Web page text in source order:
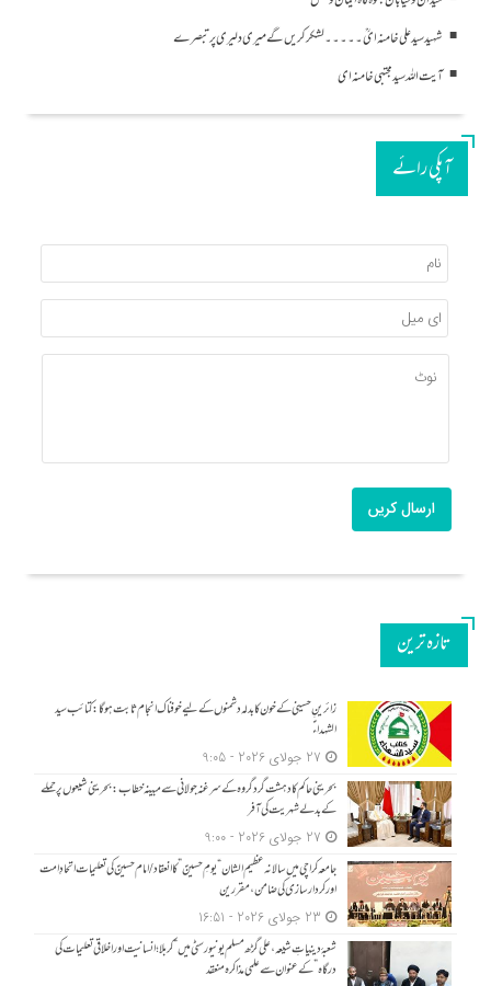
شہید سید علی خامنہ ایؒ۔۔۔۔۔ لشکر کریں گے میری دلیری پر تبصرے
آیت اللہ سید مجتبی خامنہ ای
آپکی رائے
ارسال کریں
تازه ترین
زائرینِ حسینی کے خون کا بدلہ دشمنوں کے لیے خوفناک انجام ثابت ہوگا: کتائب سید
الشہداءؑ
27 جولای 2026 - 9:05
بحرینی حاکم کا دہشت گرد گروہ کے سرغنہ جولانی سے مبینہ خطاب: بحرینی شیعوں پر حملے
کے بدلے شہریت کی آفر
27 جولای 2026 - 9:00
جامعہ کراچی میں سالانہ عظیم الشان “یومِ حسینؑ” کا انعقاد/امام حسینؑ کی تعلیمات اتحادِ امت
اور کردار سازی کی ضامن، مقررین
23 جولای 2026 - 16:51
شعبۂ دینیاتِ شیعہ، علی گڑھ مسلم یونیورسٹی میں “کربلا؛ انسانیت اور اخلاقی تعلیمات کی
درگاہ” کے عنوان سے علمی مذاکرہ منعقد